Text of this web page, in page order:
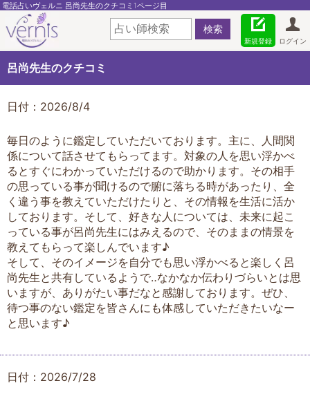
電話占いヴェルニ 呂尚先生のクチコミ1ページ目
ログイン
新規登録
呂尚先生のクチコミ
日付：2026/8/4
毎日のように鑑定していただいております。主に、人間関
係について話させてもらってます。対象の人を思い浮かべ
るとすぐにわかっていただけるので助かります。その相手
の思っている事が聞けるので腑に落ちる時があったり、全
く違う事を教えていただけたりと、その情報を生活に活か
しております。そして、好きな人については、未来に起こ
っている事が呂尚先生にはみえるので、そのままの情景を
教えてもらって楽しんでいます♪
そして、そのイメージを自分でも思い浮かべると楽しく呂
尚先生と共有しているようで‥なかなか伝わりづらいとは思
いますが、ありがたい事だなと感謝しております。ぜひ、
待つ事のない鑑定を皆さんにも体感していただきたいなー
と思います♪
日付：2026/7/28